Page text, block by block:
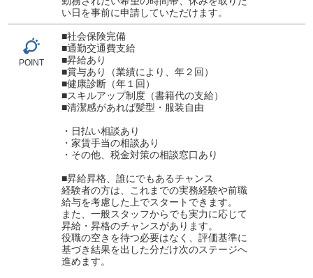
い日を事前に申請していただけます。
POINT
■社会保険完備
■通勤交通費支給
■昇給あり
■賞与あり（業績により、年２回）
■健康診断（年１回）
■スキルアップ制度（書籍代の支給）
■清潔感があれば髪型・服装自由
・日払い相談あり
・家賃手当の相談あり
・その他、税金対策の相談窓口あり
■昇給昇格、誰にでもあるチャンス
経験者の方は、これまでの実務経験や前職
給与を考慮した上でスタートできます。
また、一般スタッフからでも実力に応じて
昇給・昇格のチャンスがあります。
役職の空きを待つ必要はなく、評価基準に
基づき結果を出した分だけ次のステージへ
進めます。